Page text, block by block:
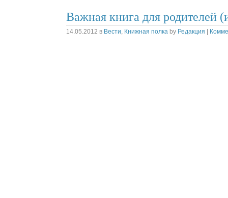
Важная книга для родителей
14.05.2012 в Вести, Книжная полка by Редакция